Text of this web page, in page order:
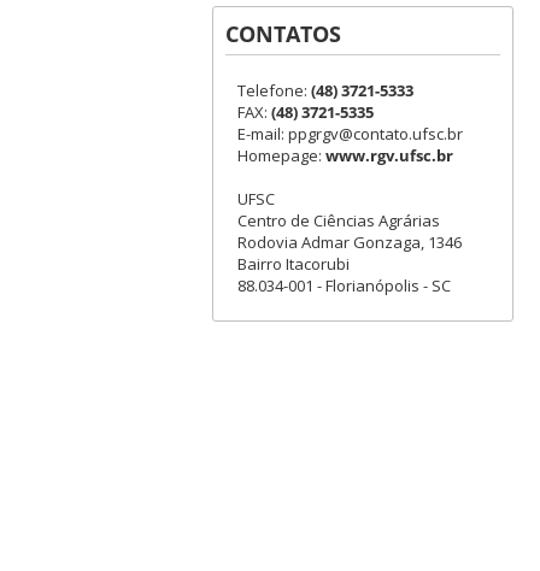
CONTATOS
Telefone: (48) 3721-5333
FAX: (48) 3721-5335
E-mail: ppgrgv@contato.ufsc.br
Homepage: www.rgv.ufsc.br
UFSC
Centro de Ciências Agrárias
Rodovia Admar Gonzaga, 1346
Bairro Itacorubi
88.034-001 - Florianópolis - SC